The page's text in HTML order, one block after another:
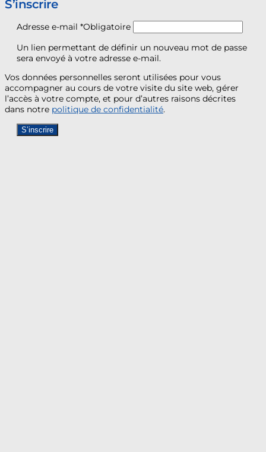
S’inscrire
Adresse e-mail *Obligatoire
Un lien permettant de définir un nouveau mot de passe
sera envoyé à votre adresse e-mail.
Vos données personnelles seront utilisées pour vous
accompagner au cours de votre visite du site web, gérer
l’accès à votre compte, et pour d’autres raisons décrites
dans notre politique de confidentialité.
S’inscrire